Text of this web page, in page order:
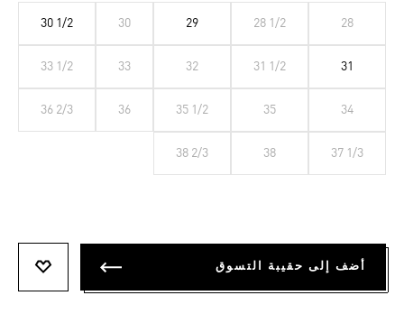
28
28 1/2
29
30
30 1/2
31
31 1/2
32
33
33 1/2
34
35
35 1/2
36
36 2/3
37 1/3
38
38 2/3
أضف إلى حقيبة التسوق